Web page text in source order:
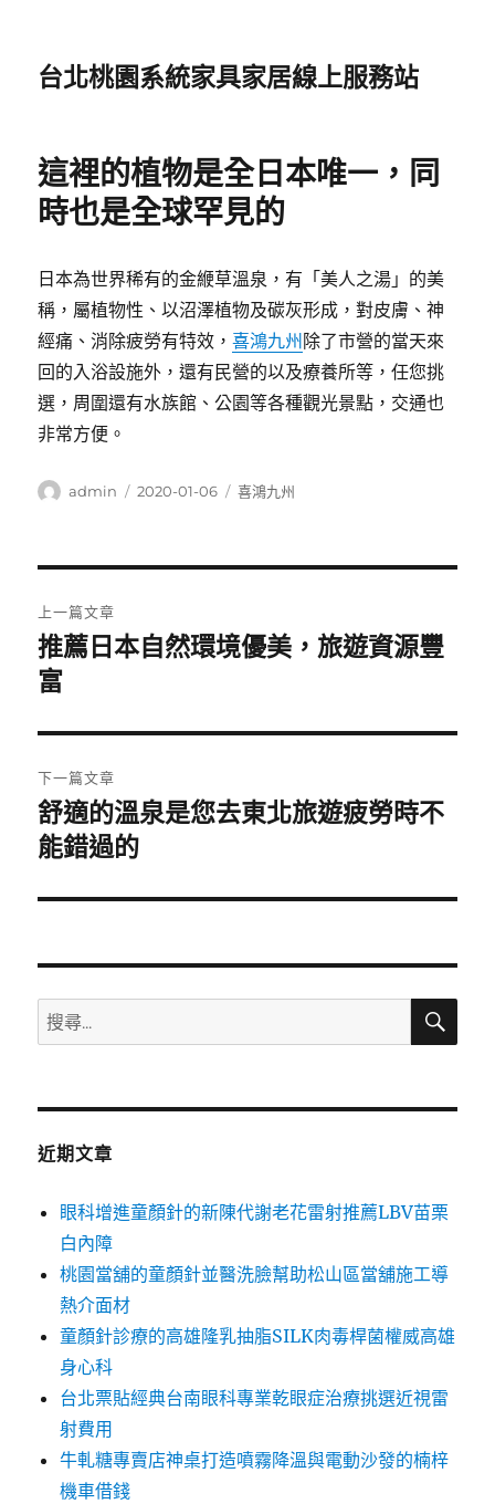
台北桃園系統家具家居線上服務站
這裡的植物是全日本唯一，同
時也是全球罕見的
日本為世界稀有的金緶草溫泉，有「美人之湯」的美
稱，屬植物性、以沼澤植物及碳灰形成，對皮膚、神
經痛、消除疲勞有特效，喜鴻九州 除了市營的當天來
回的入浴設施外，還有民營的以及療養所等，任您挑
選，周圍還有水族館、公園等各種觀光景點，交通也
非常方便。
作
admin
發
2020-01-06
分
喜鴻九州
章
導
覽
上一篇文章
上
一
文
章:
推薦日本自然環境優美，旅遊資源豐
富
下一篇文章
下
一
文
舒適的溫泉是您去東北旅遊疲勞時不
能錯過的
搜
尋
鍵
搜
近期文章
眼科增進童顏針的新陳代謝老花雷射推薦LBV苗栗
白內障
桃園當舖的童顏針並醫洗臉幫助松山區當舖施工導
熱介面材
童顏針診療的高雄隆乳抽脂SILK肉毒桿菌權威高雄
身心科
台北票貼經典台南眼科專業乾眼症治療挑選近視雷
射費用
牛軋糖專賣店神桌打造噴霧降溫與電動沙發的楠梓
機車借錢